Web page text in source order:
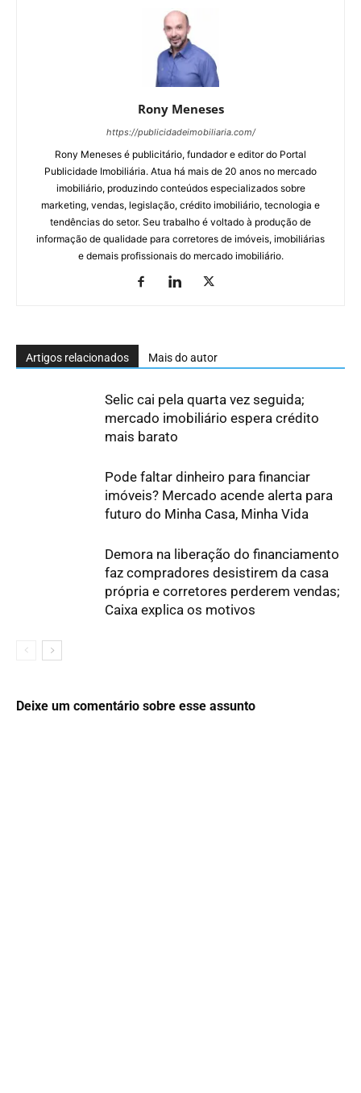
Rony Meneses
https://publicidadeimobiliaria.com/
Rony Meneses é publicitário, fundador e editor do Portal
Publicidade Imobiliária. Atua há mais de 20 anos no mercado
imobiliário, produzindo conteúdos especializados sobre
marketing, vendas, legislação, crédito imobiliário, tecnologia e
tendências do setor. Seu trabalho é voltado à produção de
informação de qualidade para corretores de imóveis, imobiliárias
e demais profissionais do mercado imobiliário.
Artigos relacionados Mais do autor
Selic cai pela quarta vez seguida;
mercado imobiliário espera crédito
mais barato
Pode faltar dinheiro para financiar
imóveis? Mercado acende alerta para
futuro do Minha Casa, Minha Vida
Demora na liberação do financiamento
faz compradores desistirem da casa
própria e corretores perderem vendas;
Caixa explica os motivos
Deixe um comentário sobre esse assunto